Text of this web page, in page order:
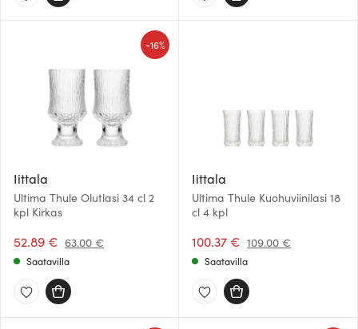
Iittala
Ultima Thule Olutlasi 34 cl 2
kpl Kirkas
52.89 € 63.00 €
-16%
Saatavilla
Iittala
Ultima Thule Kuohuviinilasi 18
cl 4 kpl
100.37 € 109.00 €
Saatavilla